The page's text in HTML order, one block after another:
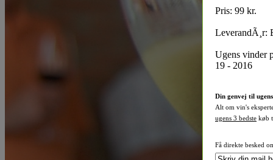
Pris: 99 kr.
LeverandÃ¸r:
Ugens vinder
19 - 2016
Din genvej til
Alt om vin's
ugens 3 bedste køb
Få direkte besked